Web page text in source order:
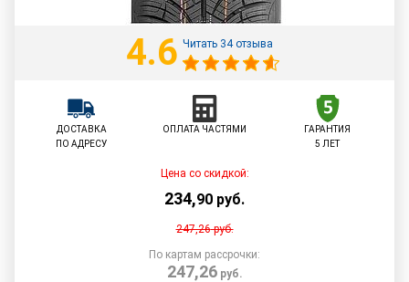
4.6 Читать 34 отзыва
ДОСТАВКА
ПО АДРЕСУ
ОПЛАТА ЧАСТЯМИ
ГАРАНТИЯ
5 ЛЕТ
Цена со скидкой:
234,90 руб.
247,26руб.
По картам рассрочки:
247,26руб.